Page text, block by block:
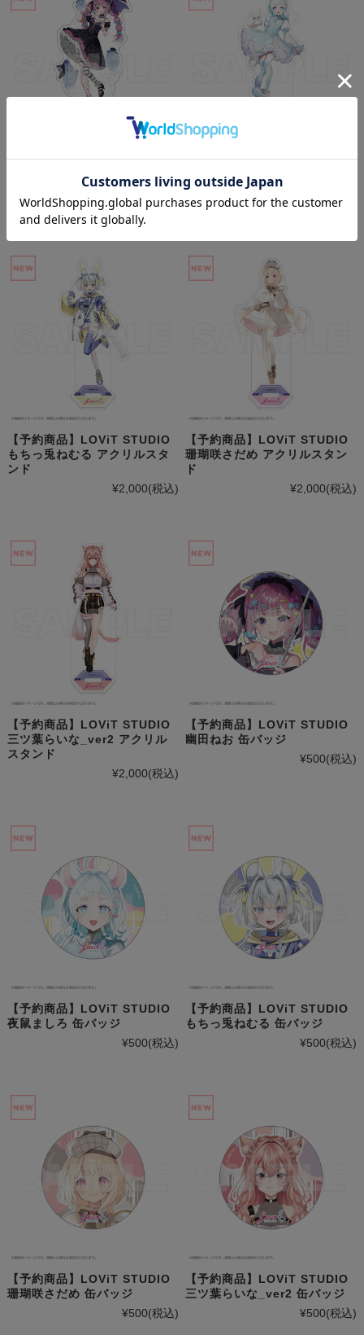
幽田ねお アクリルスタンド
¥2,000(税込)
夜鼠ましろ アクリルスタンド
¥2,000(税込)
【予約商品】LOViT STUDIO
もちっ兎ねむる アクリルスタ
ンド
¥2,000(税込)
【予約商品】LOViT STUDIO
珊瑚咲さだめ アクリルスタン
ド
¥2,000(税込)
【予約商品】LOViT STUDIO
三ツ葉らいな_ver2 アクリル
スタンド
¥2,000(税込)
【予約商品】LOViT STUDIO
幽田ねお 缶バッジ
¥500(税込)
【予約商品】LOViT STUDIO
夜鼠ましろ 缶バッジ
¥500(税込)
【予約商品】LOViT STUDIO
もちっ兎ねむる 缶バッジ
¥500(税込)
【予約商品】LOViT STUDIO
珊瑚咲さだめ 缶バッジ
¥500(税込)
【予約商品】LOViT STUDIO
三ツ葉らいな_ver2 缶バッジ
¥500(税込)